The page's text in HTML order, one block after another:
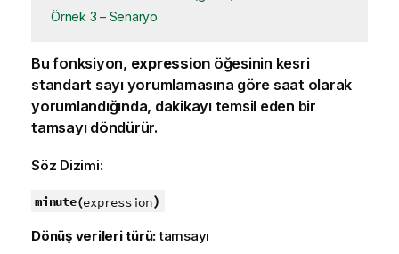
Örnek 3 – Senaryo
Bu fonksiyon, expression öğesinin kesri
standart sayı yorumlamasına göre saat olarak
yorumlandığında, dakikayı temsil eden bir
tamsayı döndürür.
Söz Dizimi:
minute(expression)
Dönüş verileri türü:tamsayı